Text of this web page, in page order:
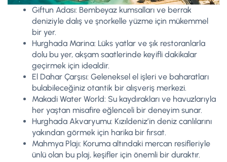
Giftun Adası: Bembeyaz kumsalları ve berrak
deniziyle dalış ve şnorkelle yüzme için mükemmel
bir yer.
Hurghada Marina: Lüks yatlar ve şık restoranlarla
dolu bu yer, akşam saatlerinde keyifli dakikalar
geçirmek için idealdir.
El Dahar Çarşısı: Geleneksel el işleri ve baharatları
bulabileceğiniz otantik bir alışveriş merkezi.
Makadi Water World: Su kaydırakları ve havuzlarıyla
her yaştan misafire eğlenceli bir deneyim sunar.
Hurghada Akvaryumu: Kızıldeniz’in deniz canlılarını
yakından görmek için harika bir fırsat.
Mahmya Plajı: Koruma altındaki mercan resifleriyle
ünlü olan bu plaj, keşifler için önemli bir duraktır.